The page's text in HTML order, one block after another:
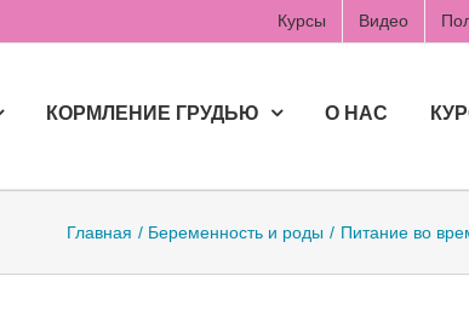
Курсы Видео
КОРМЛЕНИЕ ГРУДЬЮ О НАС
Главная Беременность и роды Питание во